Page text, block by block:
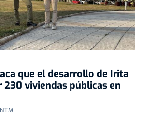
que el desarrollo de Irita
viviendas públicas en